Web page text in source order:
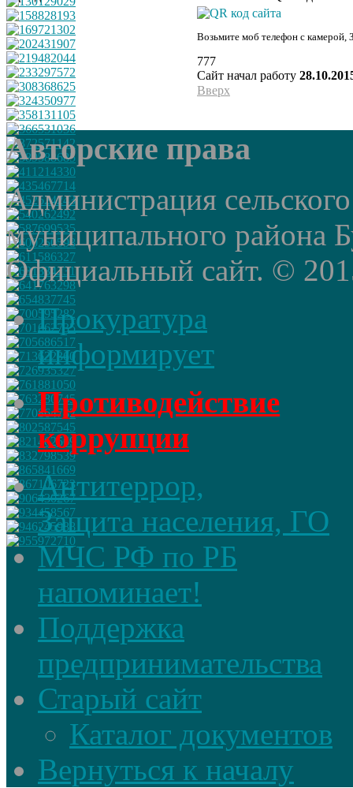
Возьмите моб телефон с камерой,
777
Сайт начал работу
Вверх
Авторские права
Администрация
муниципального района
Официальный сайт. ©
Прокуратура
информирует
Противодействие
коррупции
Антитеррор,
Защита населения, ГО
МЧС РФ по РБ
напоминает!
Поддержка
предпринимательства
Старый сайт
Каталог документов
Вернуться к началу